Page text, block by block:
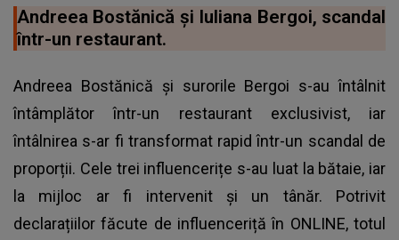
Andreea Bostănică și Iuliana Bergoi, scandal
într-un restaurant.
Andreea Bostănică și surorile Bergoi s-au întâlnit
întâmplător într-un restaurant exclusivist, iar
întâlnirea s-ar fi transformat rapid într-un scandal de
proporții. Cele trei influencerițe s-au luat la bătaie, iar
la mijloc ar fi intervenit și un tânăr. Potrivit
declarațiilor făcute de influenceriță în ONLINE, totul